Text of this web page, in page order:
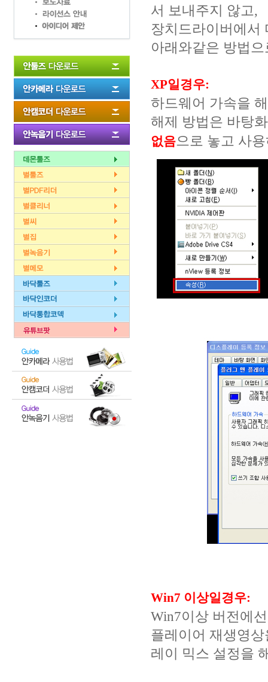
서 보내주지 않고,
장치드라이버에서
아래와같은 방법
XP일경우:
하드웨어 가속을
해제 방법은 바탕
없음으로 놓고 사
Win7 이상일경우:
Win7이상 버전에
플레이어 재생영
레이 믹스 설정을